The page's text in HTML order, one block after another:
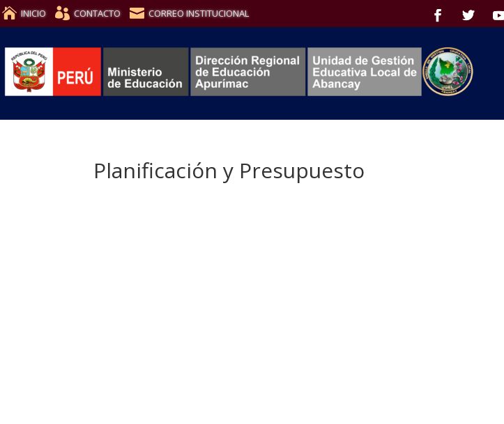
INICIO CONTACTO CORREO INSTITUCIONAL
Planificación y Presupuesto